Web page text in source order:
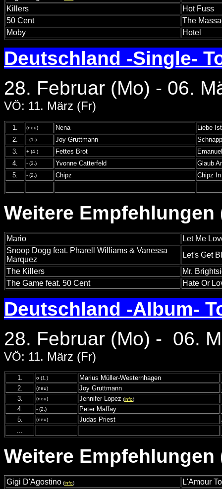
Killers
Hot Fuss
50 Cent
The
Moby
Hotel
Deutschland -Single-
28. Februar (Mo) - 06.
VÖ: 11. März (Fr)
1. (neu) Nena
Liebe Ist
2.
- (1.) Joy Gruttmann
3.
+ (4.) Fettes Brot
4.
- (3.) Yvonne Catterfeld
Glaub
5.
- (2.) Chipz
Chipz
...
Weitere Empfehlungen
Mario
Let Me
Snoop Dogg feat. Pharell Williams & Vanessa
Marquez
Let's Get
The Killers
Mr.
The Game feat. 50 Cent
Hate Or
Deutschland -Album-
28. Februar (Mo) - 06.
VÖ: 11. März (Fr)
1. o (1.) Marius Müller-Westernhagen
2.
(neu) Joy Gruttmann
3.
(neu) Jennifer Lopez (info)
4.
- (2.) Peter Maffay
5.
(neu) Judas Priest
...
Weitere Empfehlungen
Gigi D'Agostino (info)
L'Amour